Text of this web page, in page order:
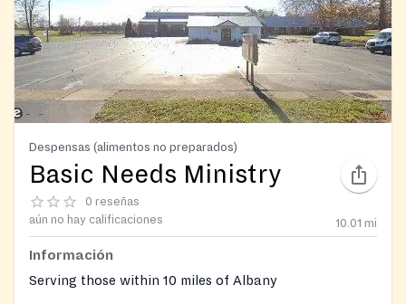
Despensas (alimentos no preparados)
Basic Needs Ministry
0 reseñas
aún no hay calificaciones
10.01 mi
Información
Serving those within 10 miles of Albany